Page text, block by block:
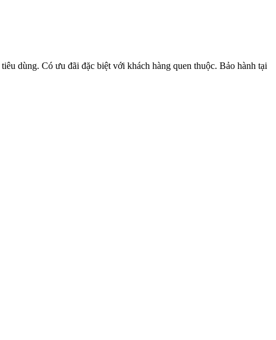
dùng. Có ưu đãi đặc biệt với khách hàng quen thuộc. Bảo hành tại